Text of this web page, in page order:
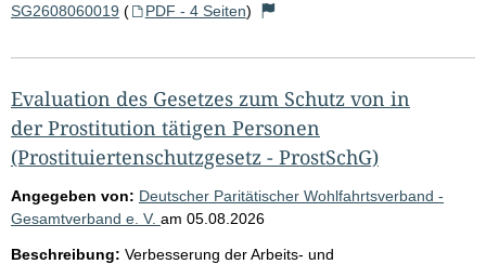
SG2608060019 ( PDF - 4 Seiten)
Evaluation des Gesetzes zum Schutz von in
der Prostitution tätigen Personen
(Prostituiertenschutzgesetz - ProstSchG)
Angegeben von: Deutscher Paritätischer Wohlfahrtsverband -
Gesamtverband e. V. am 05.08.2026
Beschreibung: Verbesserung der Arbeits- und